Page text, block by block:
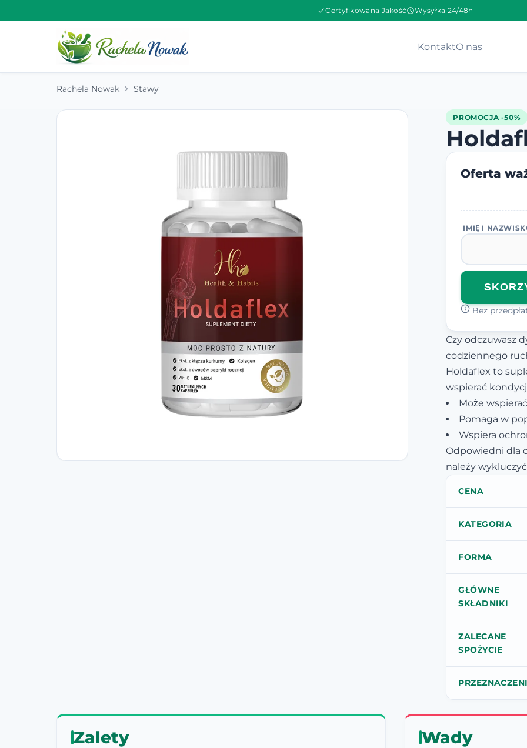
Certyfikowana Jakość Wysyłka 24/48h
KontaktO nas
Rachela Nowak Stawy
PROMOCJA -50%
Oferta
IMIĘ I
Bez
Czy odczuwasz
codziennego
Holdaflex to
wspierać
Może
Pomaga w
Wspiera
Odpowiedni dla
należy
CENA
KATEGORIA
FORMA
GŁÓWNE
SKŁADNIKI
ZALECANE
SPOŻYCIE
Zalety Wady